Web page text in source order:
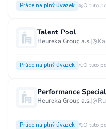
Práce na plný úvazek O tuto
Talent Pool
Heureka Group a.s.|
Práce na plný úvazek O tuto
Performance
Heureka Group a.s.|
Práce na plný úvazek O tuto